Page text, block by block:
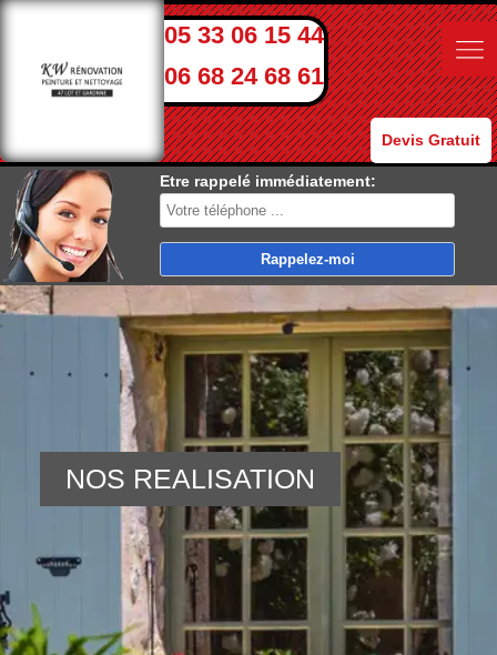
05 33 06 15 44
06 68 24 68 61
Devis Gratuit
Etre rappelé immédiatement:
NOS REALISATION